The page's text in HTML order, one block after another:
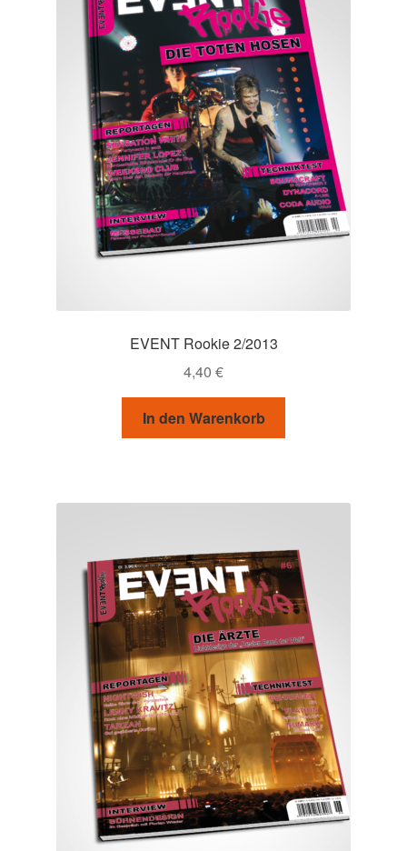
EVENT Rookie 2/2013
4,40 €
In den Warenkorb